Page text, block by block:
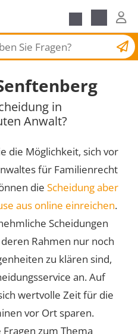
Scheidungsantrag
in
Anwalt?
die Möglichkeit, sich vor
für Familienrecht
die Scheidung aber
aus online einreichen.
Scheidungen
Rahmen nur noch
zu klären sind,
an. Auf
wertvolle Zeit für die
vor Ort sparen.
Fragen zum Thema